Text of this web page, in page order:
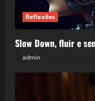
Reflexões
Slow Down, fluir e
admin